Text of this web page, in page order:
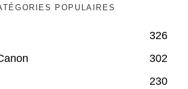
POPULAIRES
326
302
230